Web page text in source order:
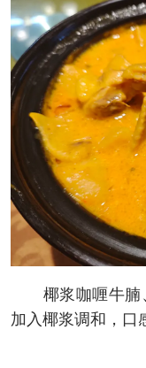
椰浆咖喱牛腩
加入椰浆调和，口